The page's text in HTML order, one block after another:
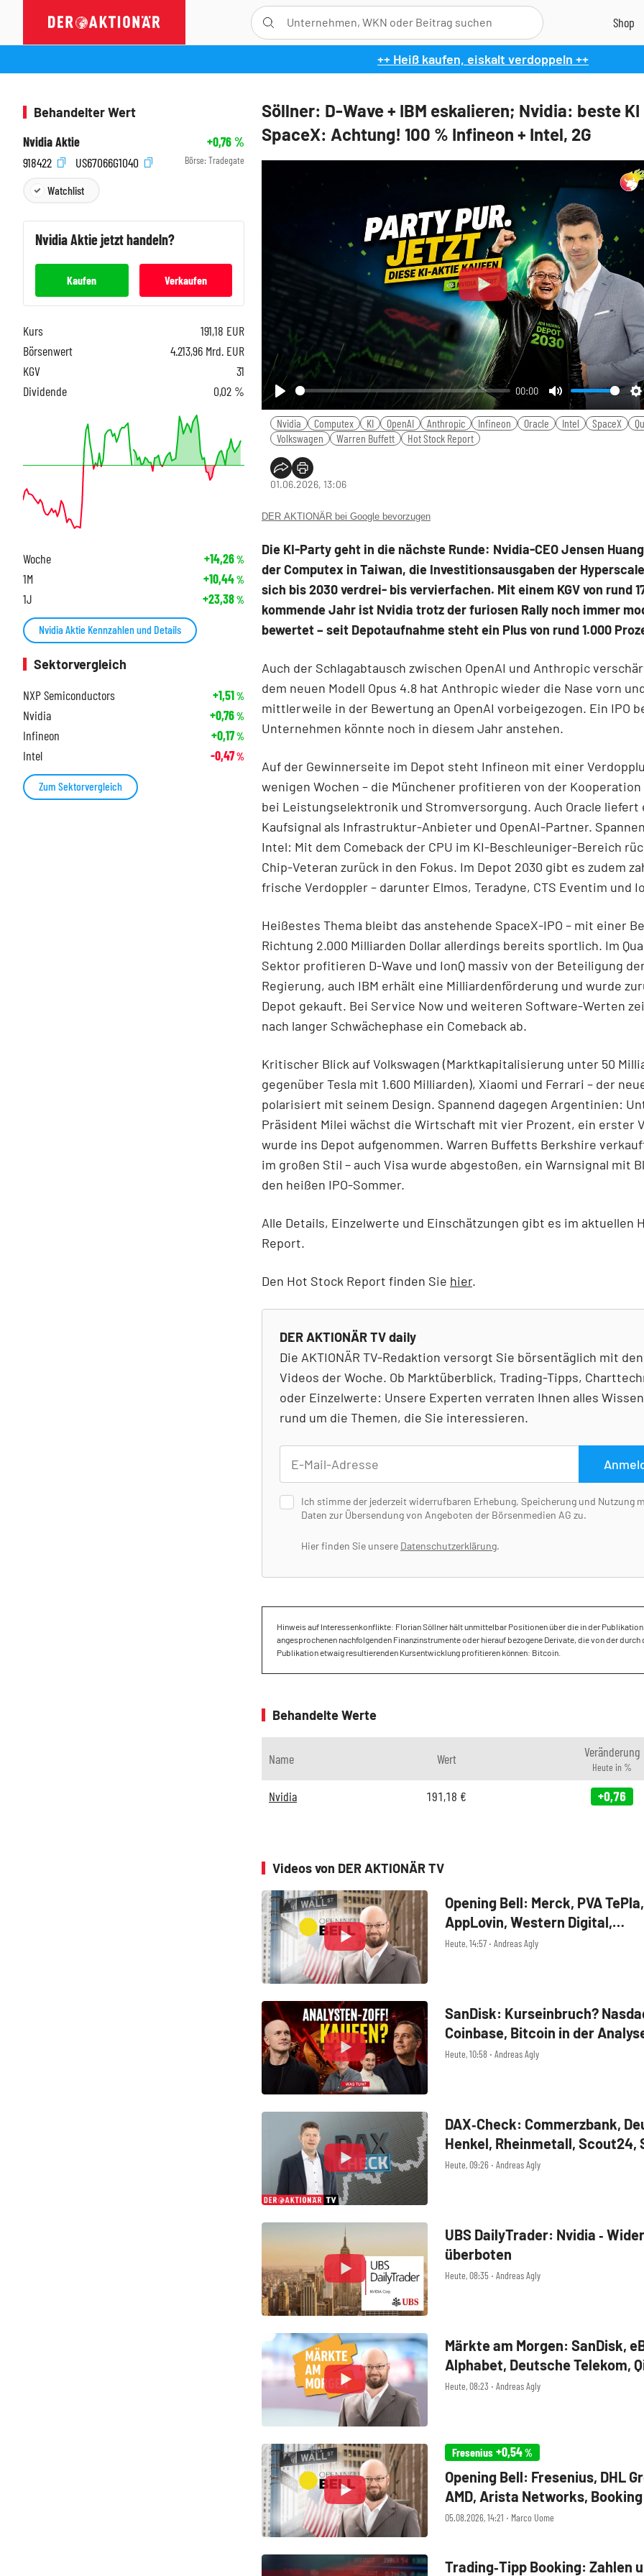
++ Heiß kaufen, eiskalt verdoppeln ++
Söllner: D-Wave + IBM eskalieren; Nvidia: beste
SpaceX: Achtung! 100 % Infineon + Intel, 2G
Play
00:00
Mute
Play
Nvidia Computex KI OpenAI Anthropic Infineon Oracle Intel SpaceX
Volkswagen
Warren Buffett Hot Stock Report
01.06.2026, 13:06
DER AKTIONÄR bei Google bevorzugen
Die KI-Party geht in die nächste Runde: Nvidia-CEO Jensen
der Computex in Taiwan, die Investitionsausgaben der
sich bis 2030 verdrei- bis vervierfachen. Mit einem KGV von rund
kommende Jahr ist Nvidia trotz der furiosen Rally noch immer
bewertet – seit Depotaufnahme steht ein Plus von rund 1.000
Auch der Schlagabtausch zwischen OpenAI und Anthropic
dem neuen Modell Opus 4.8 hat Anthropic wieder die Nase vorn
mittlerweile in der Bewertung an OpenAI vorbeigezogen. Ein IPO
Unternehmen könnte noch in diesem Jahr anstehen.
Auf der Gewinnerseite im Depot steht Infineon mit einer
wenigen Wochen – die Münchener profitieren von der
bei Leistungselektronik und Stromversorgung. Auch Oracle liefert
Kaufsignal als Infrastruktur-Anbieter und OpenAI-Partner.
Intel: Mit dem Comeback der CPU im KI-Beschleuniger-Bereich
Chip-Veteran zurück in den Fokus. Im Depot 2030 gibt es zudem
frische Verdoppler – darunter Elmos, Teradyne, CTS Eventim und
Heißestes Thema bleibt das anstehende SpaceX-IPO – mit einer
Richtung 2.000 Milliarden Dollar allerdings bereits sportlich. Im
Sektor profitieren D-Wave und IonQ massiv von der Beteiligung
Regierung, auch IBM erhält eine Milliardenförderung und wurde
Depot gekauft. Bei Service Now und weiteren Software-Werten
nach langer Schwächephase ein Comeback ab.
Kritischer Blick auf Volkswagen (Marktkapitalisierung unter 50
gegenüber Tesla mit 1.600 Milliarden), Xiaomi und Ferrari – der
polarisiert mit seinem Design. Spannend dagegen Argentinien:
Präsident Milei wächst die Wirtschaft mit vier Prozent, ein erster
wurde ins Depot aufgenommen. Warren Buffetts Berkshire
im großen Stil – auch Visa wurde abgestoßen, ein Warnsignal mit
den heißen IPO-Sommer.
Alle Details, Einzelwerte und Einschätzungen gibt es im aktuellen
Report.
Den Hot Stock Report finden Sie hier.
DER AKTIONÄR TV daily
Die AKTIONÄR TV-Redaktion versorgt Sie börsentäglich mit
Videos der Woche. Ob Marktüberblick, Trading-Tipps,
oder Einzelwerte: Unsere Experten verraten Ihnen alles
rund um die Themen, die Sie interessieren.
Ich stimme der jederzeit widerrufbaren Erhebung, Speicherung und Nutzung
Daten zur Übersendung von Angeboten der Börsenmedien AG zu.
Hier finden Sie unsere Datenschutzerklärung.
Hinweis auf Interessenkonflikte: Florian Söllner hält unmittelbar Positionen über die in der Publikation
angesprochenen nachfolgenden Finanzinstrumente oder hierauf bezogene Derivate, die von der durch
Publikation etwaig resultierenden Kursentwicklung profitieren können: Bitcoin.
Behandelte Werte
Name Wert Veränderung
Heute in %
Nvidia 191,18 € +0,76
Videos von DER AKTIONÄR TV
Heute, 14:57 ‧ Andreas Agly
Opening Bell: Merck, PVA TePla,
AppLovin, Western Digital,
MercadoLibre, Albemarle
Heute, 10:58 ‧ Andreas Agly
SanDisk: Kurseinbruch?
Coinbase, Bitcoin in der
Heute, 09:26 ‧ Andreas Agly
DAX‑Check: Commerzbank,
Henkel, Rheinmetall, Scout24,
SUSS MicroTec, United
Heute, 08:35 ‧ Andreas Agly
UBS DailyTrader: Nvidia ‑
überboten
Heute, 08:23 ‧ Andreas Agly
Märkte am Morgen: SanDisk,
Alphabet, Deutsche Telekom,
Fresenius +0,54%
05.08.2026, 14:21 ‧ Marco Uome
Opening Bell: Fresenius, DHL
AMD, Arista Networks,
Walt Disney, Eli Lilly, Uber
Trading‑Tipp Booking: Zahlen
Behandelter Wert
Nvidia Aktie
+0,76%
918422
US67066G1040 Börse: Tradegate
Watchlist
NvidiaAktie jetzt handeln?
Kaufen Verkaufen
Kurs 191,18 EUR
Börsenwert
4.213,96 Mrd. EUR
KGV
31
Dividende
0,02 %
Woche +14,26%
1M +10,44%
1J +23,38%
Nvidia Aktie Kennzahlen und Details
Sektorvergleich
NXP Semiconductors
+1,51%
Nvidia +0,76%
Infineon +0,17%
Intel -0,47%
Zum Sektorvergleich